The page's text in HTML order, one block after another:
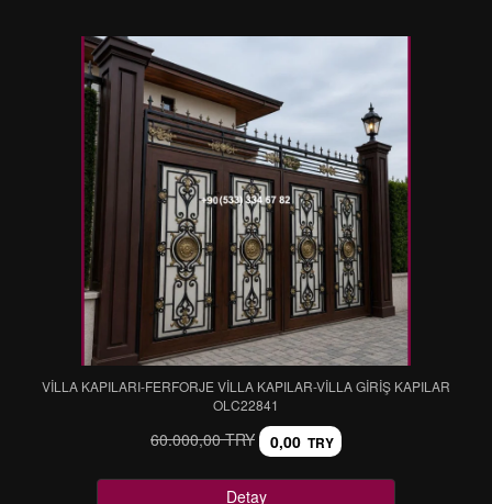
VİLLA KAPILARI-FERFORJE VİLLA KAPILAR-VİLLA GİRİŞ KAPILAR
OLC22841
60.000,00 TRY 0,00 TRY
Detay